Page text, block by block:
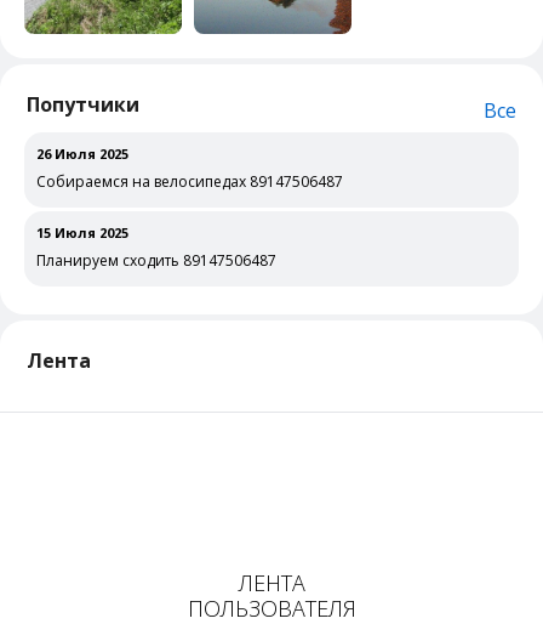
Попутчики Все
26 Июля 2025
Собираемся на велосипедах 89147506487
15 Июля 2025
Планируем сходить 89147506487
Лента
ЛЕНТА
ПОЛЬЗОВАТЕЛЯ